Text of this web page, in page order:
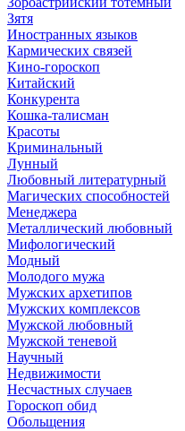
Зятя
Иностранных языков
Кармических связей
Кино-гороскоп
Китайский
Конкурента
Кошка-талисман
Красоты
Криминальный
Лунный
Любовный литературный
Магических способностей
Менеджера
Металлический любовный
Мифологический
Модный
Молодого мужа
Мужских архетипов
Мужских комплексов
Мужской любовный
Мужской теневой
Научный
Недвижимости
Несчастных случаев
Гороскоп обид
Обольщения